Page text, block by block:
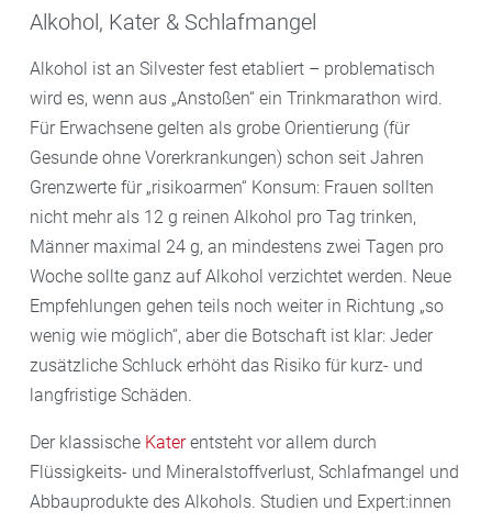
Alkohol, Kater & Schlafmangel
Alkohol ist an Silvester fest etabliert – problematisch
wird es, wenn aus „Anstoßen“ ein Trinkmarathon wird.
Für Erwachsene gelten als grobe Orientierung (für
Gesunde ohne Vorerkrankungen) schon seit Jahren
Grenzwerte für „risikoarmen“ Konsum: Frauen sollten
nicht mehr als 12 g reinen Alkohol pro Tag trinken,
Männer maximal 24 g, an mindestens zwei Tagen pro
Woche sollte ganz auf Alkohol verzichtet werden. Neue
Empfehlungen gehen teils noch weiter in Richtung „so
wenig wie möglich“, aber die Botschaft ist klar: Jeder
zusätzliche Schluck erhöht das Risiko für kurz- und
langfristige Schäden.
Der klassische Katerentsteht vor allem durch
Flüssigkeits- und Mineralstoffverlust, Schlafmangel und
Abbauprodukte des Alkohols. Studien und Expert:innen